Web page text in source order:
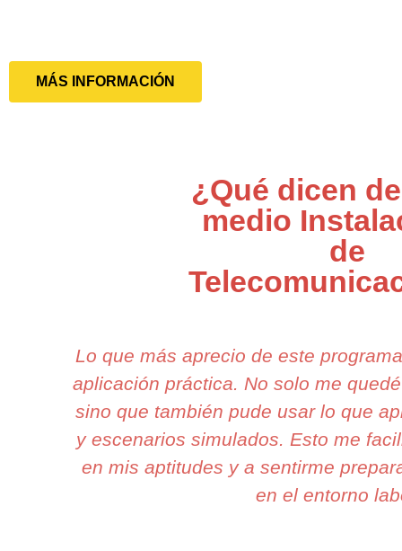
MÁS INFORMACIÓN
¿Qué dicen
medio
de
Lo que más aprecio de este
aplicación práctica. No solo me
sino que también pude usar lo que
y escenarios simulados. Esto me
en mis aptitudes y a sentirme
en el entorno